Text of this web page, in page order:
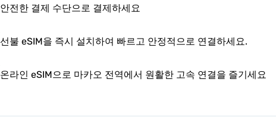
안전한 결제 수단으로 결제하세요
선불 eSIM을 즉시 설치하여 빠르고 안정적으로 연결하세요.
온라인 eSIM으로 마카오 전역에서 원활한 고속 연결을 즐기세요